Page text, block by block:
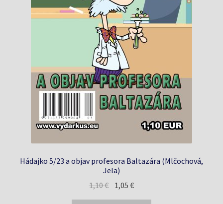
Hádajko 5/23 a objav profesora Baltazára (Mlčochová,
Jela)
1,10€ Pôvodná
cena
1,05€Aktuálna
cena